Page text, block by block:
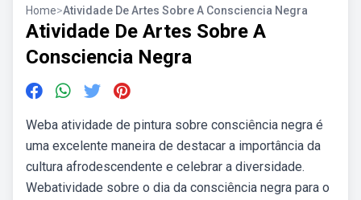
Home>Atividade De Artes Sobre A Consciencia Negra
Atividade De Artes Sobre A
Consciencia Negra
Weba atividade de pintura sobre consciência negra é
uma excelente maneira de destacar a importância da
cultura afrodescendente e celebrar a diversidade.
Webatividade sobre o dia da consciência negra para o